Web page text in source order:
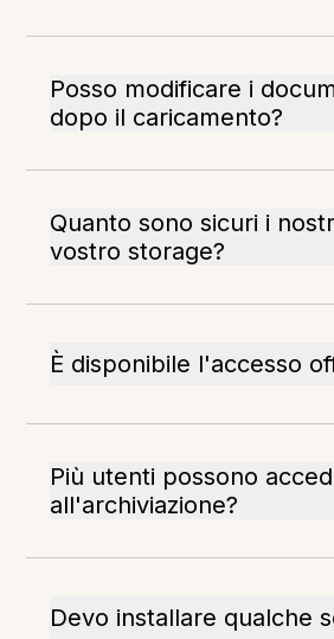
Posso modificare i
dopo il caricamento?
Quanto sono sicuri i
vostro storage?
È disponibile l'accesso
Più utenti possono
all'archiviazione?
Devo installare qualche